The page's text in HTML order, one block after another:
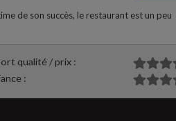
de son succès, le restaurant est un peu
qualité / prix :
: